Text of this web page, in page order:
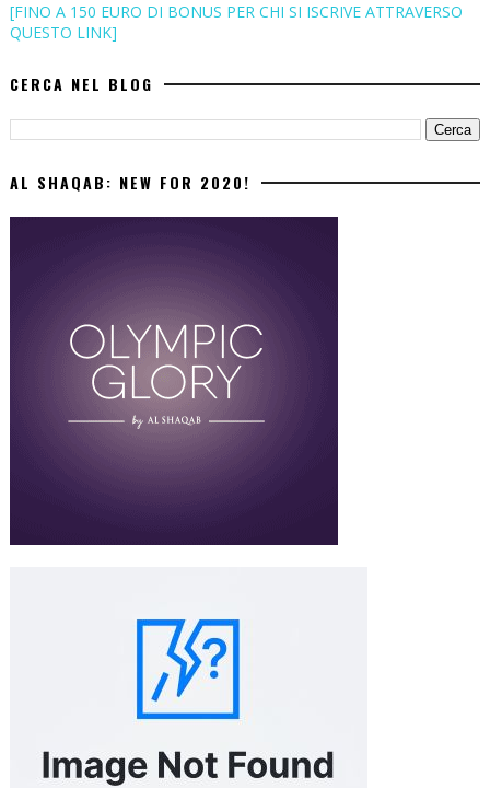
[FINO A 150 EURO DI BONUS PER CHI SI ISCRIVE ATTRAVERSO
QUESTO LINK]
CERCA NEL BLOG
AL SHAQAB: NEW FOR 2020!